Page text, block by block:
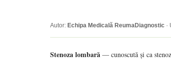
Autor: Echipa Medicală ReumaDiagnostic ·
Stenoza lombară — cunoscută și ca